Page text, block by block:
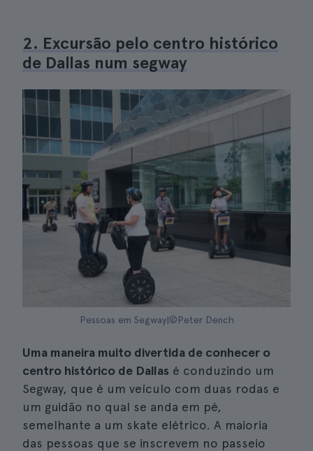
2. Excursão pelo centro histórico
de Dallas num segway
Pessoas em Segway|©Peter Dench
Uma maneira muito divertida de conhecer o
centro histórico de Dallas é conduzindo um
Segway, que é um veículo com duas rodas e
um guidão no qual se anda em pé,
semelhante a um skate elétrico. A maioria
das pessoas que se inscrevem no passeio